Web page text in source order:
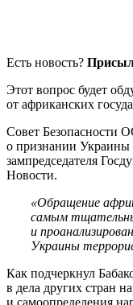
Есть новость?
Этот вопрос будет
от африканских
Совет Безопасности
о признании Украины
зампредседателя
Новости.
«Обращение
самым
и
Украины
Как подчеркнул
в дела других стран